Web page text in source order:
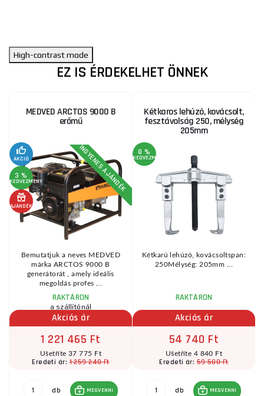
High-contrast mode
EZ IS ÉRDEKELHET ÖNNEK
MEDVED ARCTOS 9000 B
erőmű
AKCIÓ
3 %
KEDVEZMÉNY
AJÁNDÉK
INGYENES AJÁNDÉK
Bemutatjuk a neves MEDVED
márka ARCTOS 9000 B
generátorát , amely ideális
megoldás profes ...
RAKTÁRON
a szállítónál
Akciós ár
1 221 465 Ft
Ušetříte 37 775 Ft
Eredeti ár:1 259 240 Ft
db MEGVENNI
Kétkaros lehúzó, kovácsolt,
fesztávolság 250, mélység
205mm
8 %
KEDVEZMÉNY
Kétkarú lehúzó, kovácsoltspan:
250Mélység: 205mm ...
RAKTÁRON
Akciós ár
54 740 Ft
Ušetříte 4 840 Ft
Eredeti ár:59 580 Ft
db MEGVENNI